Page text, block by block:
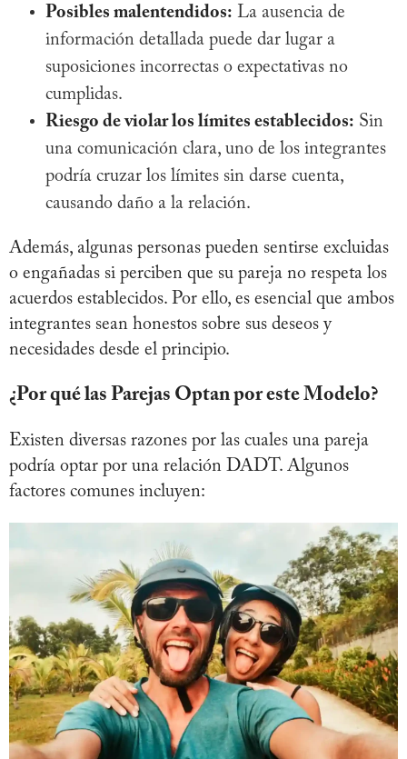
Posibles malentendidos: La ausencia de
información detallada puede dar lugar a
suposiciones incorrectas o expectativas no
cumplidas.
Riesgo de violar los límites establecidos: Sin
una comunicación clara, uno de los integrantes
podría cruzar los límites sin darse cuenta,
causando daño a la relación.
Además, algunas personas pueden sentirse excluidas
o engañadas si perciben que su pareja no respeta los
acuerdos establecidos. Por ello, es esencial que ambos
integrantes sean honestos sobre sus deseos y
necesidades desde el principio.
¿Por qué las Parejas Optan por este Modelo?
Existen diversas razones por las cuales una pareja
podría optar por una relación DADT. Algunos
factores comunes incluyen: